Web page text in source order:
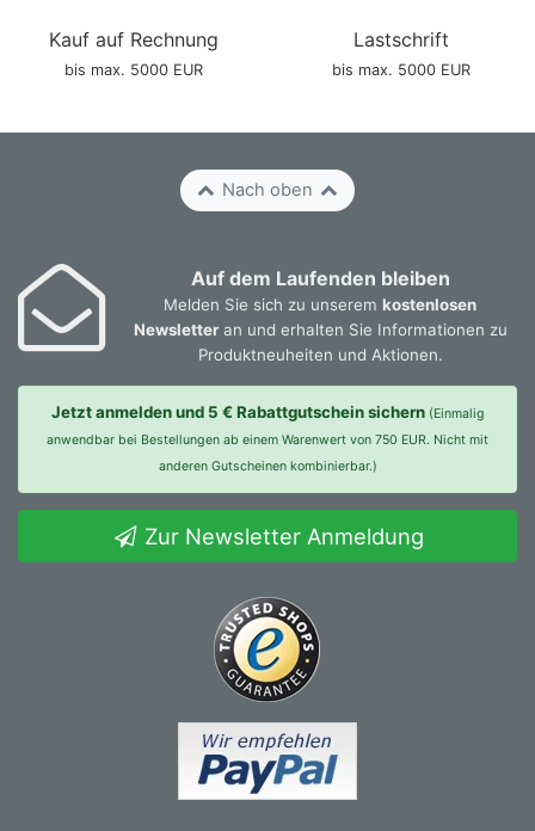
Kauf auf Rechnung
bis max. 5000 EUR
Lastschrift
bis max. 5000 EUR
Nach oben
Auf dem Laufenden bleiben
Melden Sie sich zu unserem kostenlosen
Newsletteran und erhalten Sie Informationen zu
Produktneuheiten und Aktionen.
Jetzt anmelden und 5 € Rabattgutschein sichern (Einmalig
anwendbar bei Bestellungen ab einem Warenwert von 750 EUR. Nicht mit
anderen Gutscheinen kombinierbar.)
Zur Newsletter Anmeldung